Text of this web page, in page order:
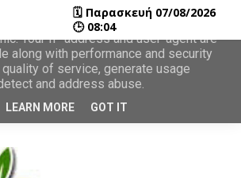
🗓 Παρασκευή 07/08/2026
🕒 08:04
from Google to deliver its services
Your IP address and user-agent are
along with performance and security
of service, generate usage
and address abuse.
LEARN MORE GOT IT